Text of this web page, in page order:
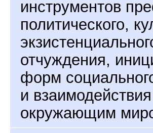
инструментов
политического,
отчуждения,
форм
и
окружающим